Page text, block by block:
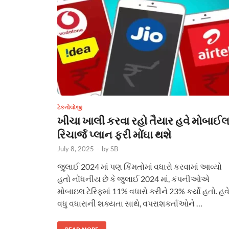
ટેકનોલોજી
ખીચા ખાલી કરવા રહો તૈયાર હવે મોબાઈલ
રિચાર્જ પ્લાન ફરી મોંઘા થશે
July 8, 2025 - bySB
જુલાઈ 2024 માં પણ કિંમતોમાં વધારો કરવામાં આવ્યો
હતો નોંધનીય છે કે જુલાઈ 2024 માં, કંપનીઓએ
મોબાઇલ ટેરિફમાં 11% વધારો કરીને 23% કર્યો હતો. હવે
વધુ વધારાની શક્યતા સાથે, વપરાશકર્તાઓને …